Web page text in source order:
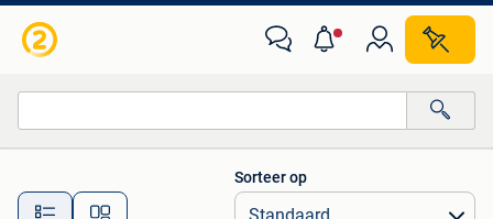
Alle afstanden…
Sorteer op